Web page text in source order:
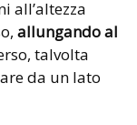
all’altezza
allungando al
talvolta
da un lato